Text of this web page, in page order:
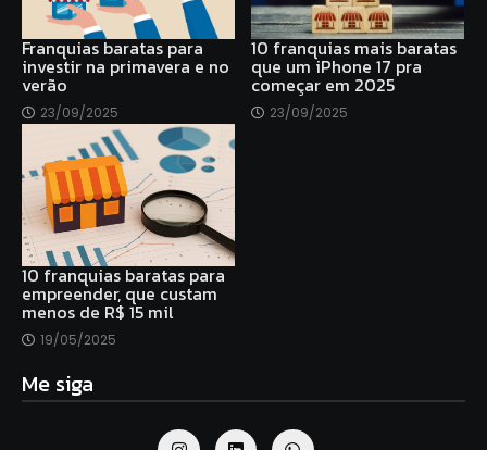
Franquias baratas para
investir na primavera e no
verão
23/09/2025
10 franquias mais baratas
que um iPhone 17 pra
começar em 2025
23/09/2025
10 franquias baratas para
empreender, que custam
menos de R$ 15 mil
19/05/2025
Me siga